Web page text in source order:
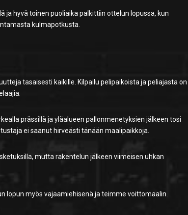
ja hyvä toinen puoliaika palkittiin ottelun lopussa, kun
kulmapotkusta.
tasaisesti kaikille. Kilpailu pelipaikoista ja peliajasta on
prässillä ja yläalueen pallonmenetyksien jälkeen tosi
ei saanut hirveästi tänään maalipaikkoja.
mutta rakentelun jälkeen viimeisen uhkan
lopun myös vajaamiehisenä ja teimme voittomaalin.